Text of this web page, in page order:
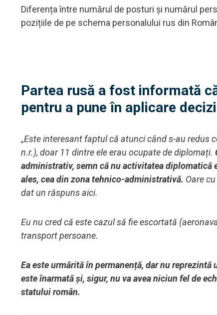
Diferența între numărul de posturi și numărul
pozițiile de pe schema personalului rus din
Partea rusă a fost informată
pentru a pune în aplicare
,,Este interesant faptul că atunci când s-au redus
n.r.), doar 11 dintre ele erau ocupate de diplomați.
administrativ, semn că nu activitatea diplomatică
ales, cea din zona tehnico-administrativă. Oare
dat un răspuns aici.
Eu nu cred că este cazul să fie escortată
transport persoane.
Ea este urmărită în permanență, dar nu
este înarmată și, sigur, nu va avea niciun fel de
statului român.